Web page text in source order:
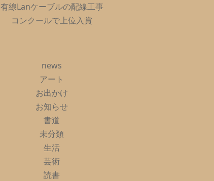
有線Lanケーブルの配線工事
コンクールで上位入賞
news
アート
お出かけ
お知らせ
書道
未分類
生活
芸術
読書